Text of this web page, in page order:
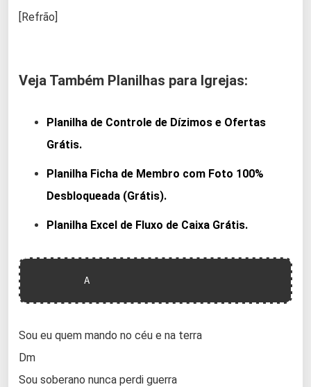
[Refrão]
Veja Também Planilhas para Igrejas:
Planilha de Controle de Dízimos e Ofertas
Grátis.
Planilha Ficha de Membro com Foto 100%
Desbloqueada (Grátis).
Planilha Excel de Fluxo de Caixa Grátis.
         A
Sou eu quem mando no céu e na terra
Dm
Sou soberano nunca perdi guerra